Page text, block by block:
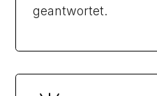
geantwortet.